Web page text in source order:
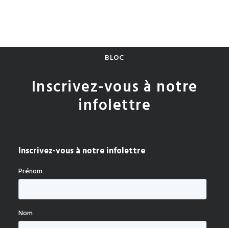
BLOC
Inscrivez-vous à notre
infolettre